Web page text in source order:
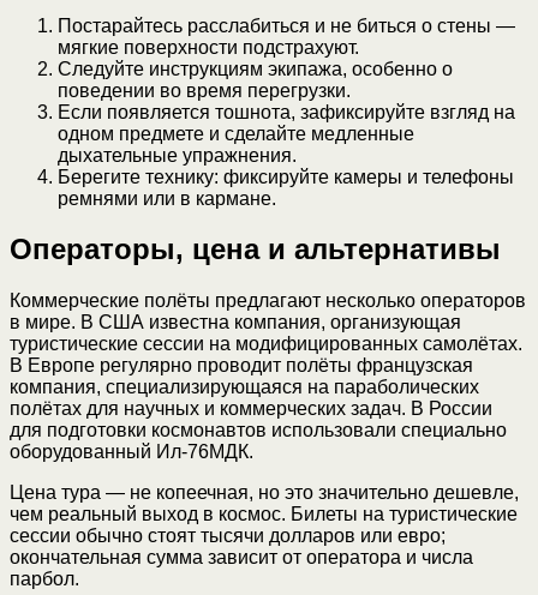
Постарайтесь расслабиться и не биться о стены —
мягкие поверхности подстрахуют.
Следуйте инструкциям экипажа, особенно о
поведении во время перегрузки.
Если появляется тошнота, зафиксируйте взгляд на
одном предмете и сделайте медленные
дыхательные упражнения.
Берегите технику: фиксируйте камеры и телефоны
ремнями или в кармане.
Операторы, цена и альтернативы
Коммерческие полёты предлагают несколько операторов
в мире. В США известна компания, организующая
туристические сессии на модифицированных самолётах.
В Европе регулярно проводит полёты французская
компания, специализирующаяся на параболических
полётах для научных и коммерческих задач. В России
для подготовки космонавтов использовали специально
оборудованный Ил-76МДК.
Цена тура — не копеечная, но это значительно дешевле,
чем реальный выход в космос. Билеты на туристические
сессии обычно стоят тысячи долларов или евро;
окончательная сумма зависит от оператора и числа
парбол.